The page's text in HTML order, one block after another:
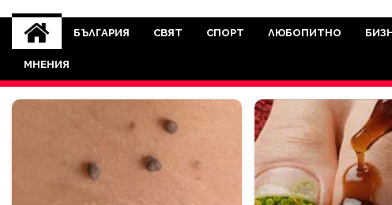
novinite-dnesbg.eu
Novinite-dnesbg.eu е медия, която има
Света. Новините, които се
между медията и читателската
БЪЛГАРИЯ СВЯТ СПОРТ ЛЮБОПИТНО
МНЕНИЯ